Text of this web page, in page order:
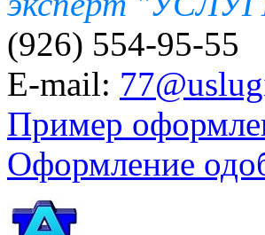
(926) 554-95-55
E-mail:
Пример
Оформление